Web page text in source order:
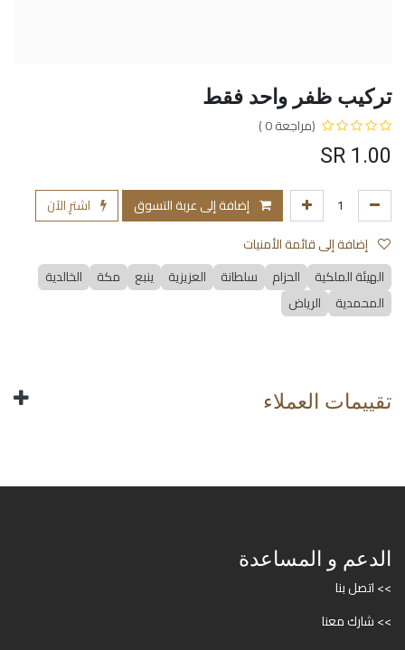
تركيب ظفر واحد فقط
(مراجعة 0 )
1.00
إضافة إلى عربة التسوق
اشترِ الآن
الهيئة الملكية
الحزام سلطانة العزيزية ينبع مكة
الخالدية
المحمدية
الرياض
تقييمات العملاء
الدعم و المساعدة
>> اتصل بنا
>> شارك معنا